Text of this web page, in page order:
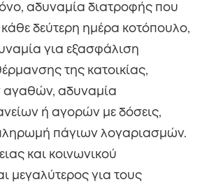
αδυναμία διατροφής που
δεύτερη ημέρα κοτόπουλο,
για εξασφάλιση
της κατοικίας,
αγαθών, αδυναμία
ή αγορών με δόσεις,
πάγιων λογαριασμών.
και κοινωνικού
μεγαλύτερος για τους